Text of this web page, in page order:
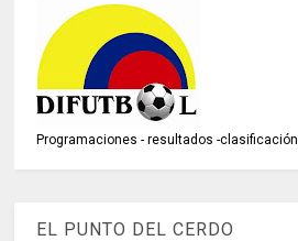
Programaciones - resultados -clasificación
EL PUNTO DEL CERDO